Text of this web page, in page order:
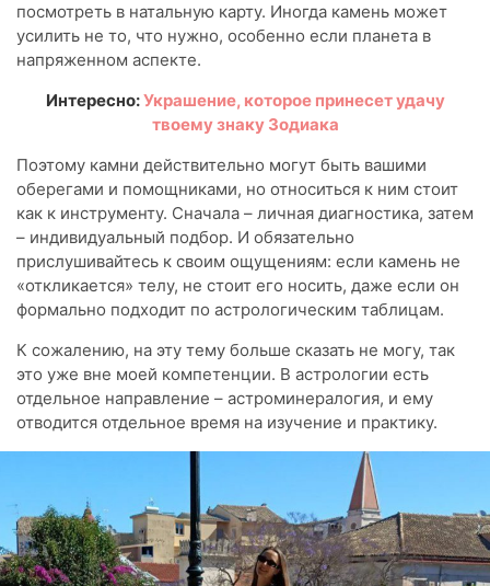
посмотреть в натальную карту. Иногда камень может
усилить не то, что нужно, особенно если планета в
напряженном аспекте.
Интересно:Украшение, которое принесет удачу
твоему знаку Зодиака
Поэтому камни действительно могут быть вашими
оберегами и помощниками, но относиться к ним стоит
как к инструменту. Сначала – личная диагностика, затем
– индивидуальный подбор. И обязательно
прислушивайтесь к своим ощущениям: если камень не
«откликается» телу, не стоит его носить, даже если он
формально подходит по астрологическим таблицам.
К сожалению, на эту тему больше сказать не могу, так
это уже вне моей компетенции. В астрологии есть
отдельное направление – астроминералогия, и ему
отводится отдельное время на изучение и практику.